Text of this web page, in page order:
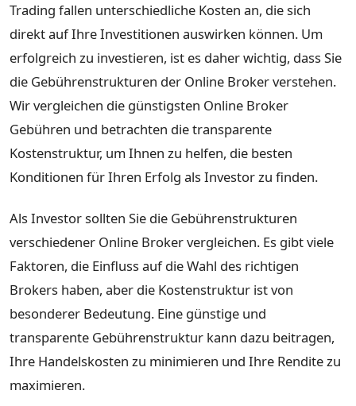
Trading fallen unterschiedliche Kosten an, die sich
direkt auf Ihre Investitionen auswirken können. Um
erfolgreich zu investieren, ist es daher wichtig, dass Sie
die Gebührenstrukturen der Online Broker verstehen.
Wir vergleichen die günstigsten Online Broker
Gebühren und betrachten die transparente
Kostenstruktur, um Ihnen zu helfen, die besten
Konditionen für Ihren Erfolg als Investor zu finden.
Als Investor sollten Sie die Gebührenstrukturen
verschiedener Online Broker vergleichen. Es gibt viele
Faktoren, die Einfluss auf die Wahl des richtigen
Brokers haben, aber die Kostenstruktur ist von
besonderer Bedeutung. Eine günstige und
transparente Gebührenstruktur kann dazu beitragen,
Ihre Handelskosten zu minimieren und Ihre Rendite zu
maximieren.